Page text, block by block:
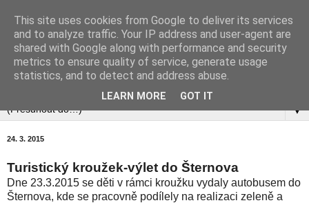
▼
24. 3. 2015
Turistický kroužek-výlet do Šternova
Dne 23.3.2015 se děti v rámci kroužku vydaly autobusem do
Šternova, kde se pracovně podílely na realizaci zeleně a
This site uses cookies from Google to deliver its services
and to analyze traffic. Your IP address and user-agent are
shared with Google along with performance and security
metrics to ensure quality of service, generate usage
statistics, and to detect and address abuse.
LEARN MORE GOT IT